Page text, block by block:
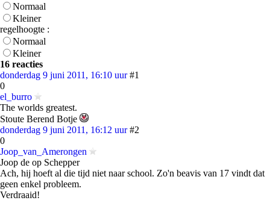
Normaal
Kleiner
regelhoogte :
Normaal
Kleiner
16 reacties
donderdag 9 juni 2011, 16:10 uur #1
0
el_burro
The worlds greatest.
Stoute Berend Botje
donderdag 9 juni 2011, 16:12 uur #2
0
Joop_van_Amerongen
Joop de op Schepper
Ach, hij hoeft al die tijd niet naar school. Zo'n beavis van 17 vindt dat
geen enkel probleem.
Verdraaid!